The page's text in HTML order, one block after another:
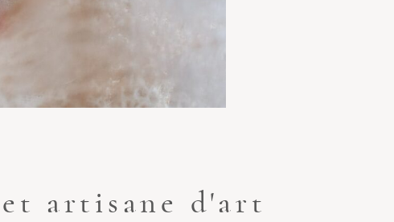
artisane d'art